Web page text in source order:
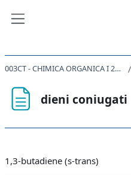
003CT - CHIMICA ORGANICA I 2020
dieni coniugati
1,3-butadiene (s-trans)